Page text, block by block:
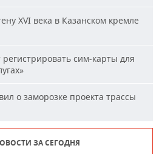
XVI века в Казанском кремле
сим-карты для
о заморозке проекта трассы
ЗА СЕГОДНЯ